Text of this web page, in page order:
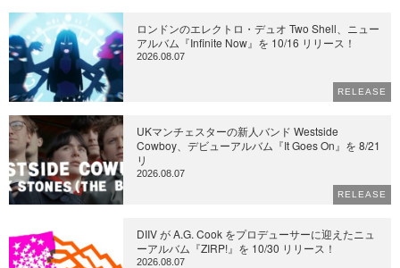
ロンドンのエレクトロ・デュオ Two Shell、ニュー
アルバム『Infinite Now』を 10/16 リリース！
2026.08.07
RELEASE
UKマンチェスターの新人バンド Westside
Cowboy、デビューアルバム『It Goes On』を 8/21
リ
2026.08.07
RELEASE
DIIV が A.G. Cook をプロデューサーに迎えたニュ
ーアルバム『ZIRP!』を 10/30 リリース！
2026.08.07